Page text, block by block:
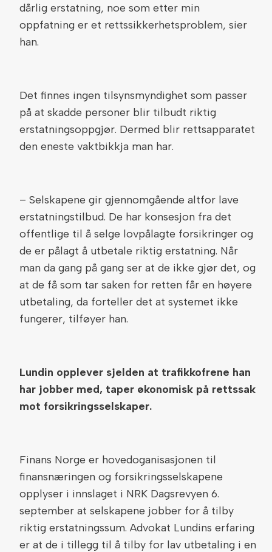
dårlig erstatning, noe som etter min
oppfatning er et rettssikkerhetsproblem, sier
han.
Det finnes ingen tilsynsmyndighet som passer
på at skadde personer blir tilbudt riktig
erstatningsoppgjør. Dermed blir rettsapparatet
den eneste vaktbikkja man har.
– Selskapene gir gjennomgående altfor lave
erstatningstilbud. De har konsesjon fra det
offentlige til å selge lovpålagte forsikringer og
de er pålagt å utbetale riktig erstatning. Når
man da gang på gang ser at de ikke gjør det, og
at de få som tar saken for retten får en høyere
utbetaling, da forteller det at systemet ikke
fungerer, tilføyer han.
Lundin opplever sjelden at trafikkofrene han
har jobber med, taper økonomisk på rettssak
mot forsikringsselskaper.
Finans Norge er hovedoganisasjonen til
finansnæringen og forsikringsselskapene
opplyser i innslaget i NRK Dagsrevyen 6.
september at selskapene jobber for å tilby
riktig erstatningssum. Advokat Lundins erfaring
er at de i tillegg til å tilby for lav utbetaling i en